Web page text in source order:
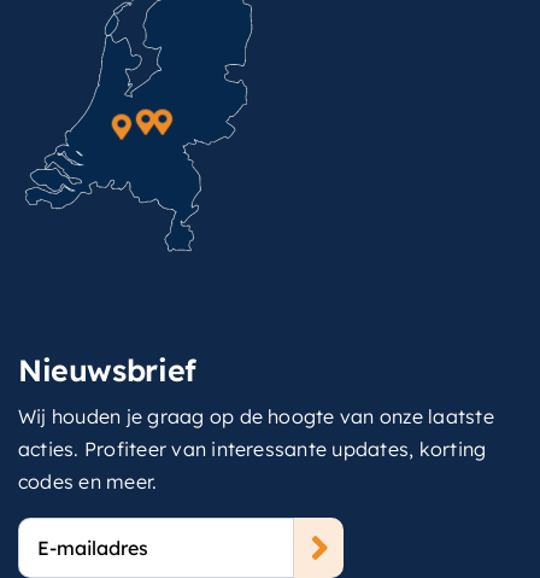
Nieuwsbrief
Wij houden je graag op de hoogte van onze laatste
acties. Profiteer van interessante updates, korting
codes en meer.
E-
mailadres